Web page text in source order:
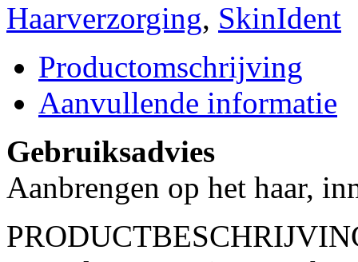
Haarverzorging, SkinIdent
Productomschrijving
Aanvullende informatie
Gebruiksadvies
Aanbrengen op het haar,